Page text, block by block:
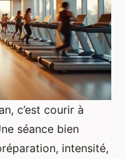
c’est courir à
séance bien
intensité,